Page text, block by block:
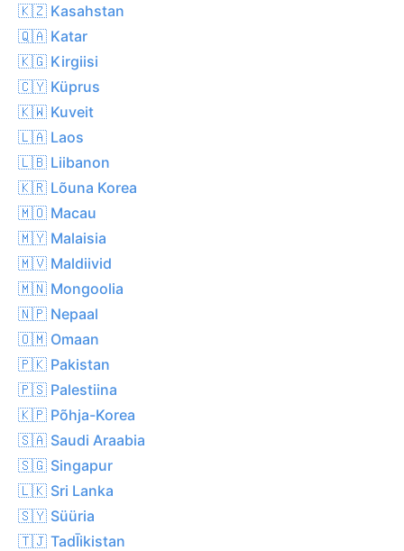
🇰🇿 Kasahstan
🇶🇦 Katar
🇰🇬 Kirgiisi
🇨🇾 Küprus
🇰🇼 Kuveit
🇱🇦 Laos
🇱🇧 Liibanon
🇰🇷 Lõuna Korea
🇲🇴 Macau
🇲🇾 Malaisia
🇲🇻 Maldiivid
🇲🇳 Mongoolia
🇳🇵 Nepaal
🇴🇲 Omaan
🇵🇰 Pakistan
🇵🇸 Palestiina
🇰🇵 Põhja-Korea
🇸🇦 Saudi Araabia
🇸🇬 Singapur
🇱🇰 Sri Lanka
🇸🇾 Süüria
🇹🇯 TadĪikistan